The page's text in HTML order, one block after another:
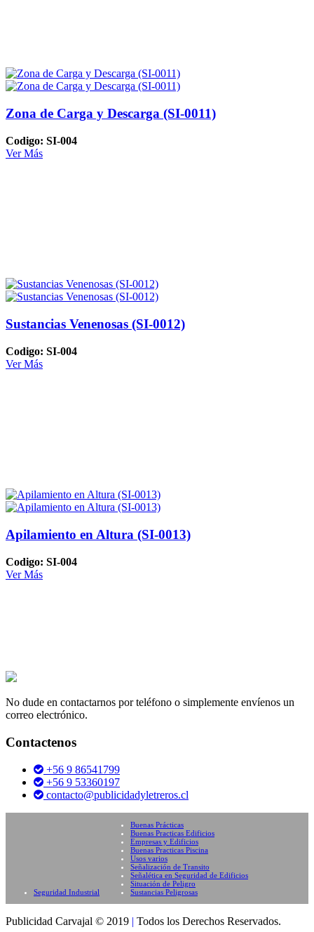
Zona de Carga y Descarga (SI-0011)
Codigo: SI-004
Ver Más
Sustancias Venenosas (SI-0012)
Codigo: SI-004
Ver Más
Apilamiento en Altura (SI-0013)
Codigo: SI-004
Ver Más
No dude en contactarnos por teléfono o simplemente envíenos un
correo electrónico.
Contactenos
+56 9 86541799
+56 9 53360197
contacto@publicidadyletreros.cl
Seguridad Industrial
Buenas Prácticas
Buenas Practicas Edificios
Empresas y Edificios
Buenas Practicas Piscina
Usos varios
Señalización de Transito
Señalética en Seguridad de Edificios
Situación de Peligro
Sustancias Peligrosas
Publicidad Carvajal © 2019 | Todos los Derechos Reservados.